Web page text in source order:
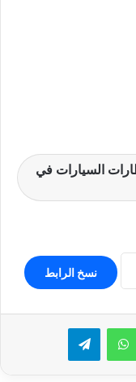
السيارات في
نسخ الرابط
واتساب تيلقرام